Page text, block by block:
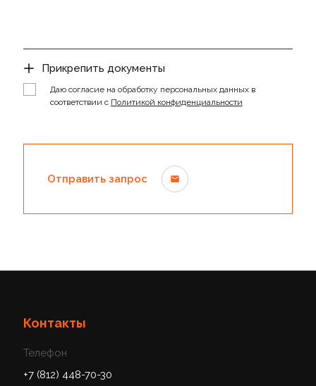
Прикрепить документы
Даю согласие на обработку персональных данных в
соответствии с Политикой конфиденциальности
Отправить запрос
Контакты
Телефон
+7 (812) 448-70-30